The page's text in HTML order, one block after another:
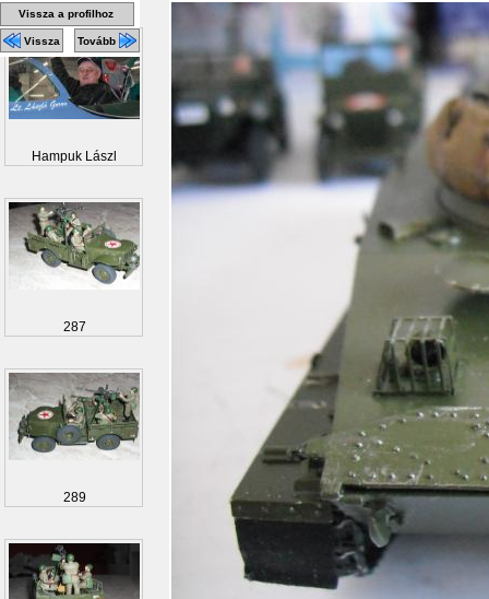
Vissza a profilhoz
Vissza Tovább
Hampuk Lászl
287
289